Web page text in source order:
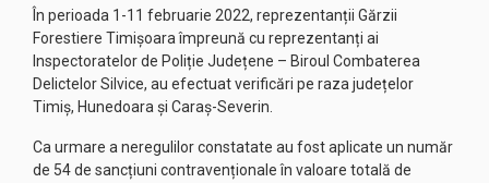
În perioada 1-11 februarie 2022, reprezentanții Gărzii
Forestiere Timișoara împreună cu reprezentanți ai
Inspectoratelor de Poliție Județene – Biroul Combaterea
Delictelor Silvice, au efectuat verificări pe raza județelor
Timiș, Hunedoara și Caraș-Severin.
Ca urmare a neregulilor constatate au fost aplicate un număr
de 54 de sancțiuni contravenționale în valoare totală de